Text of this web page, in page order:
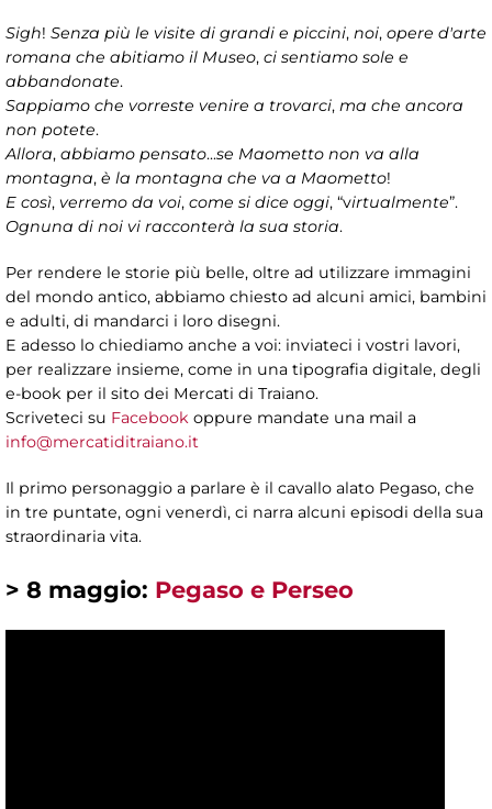
Sigh! Senza più le visite di grandi e piccini, noi, opere d'arte
romana che abitiamo il Museo, ci sentiamo sole e
abbandonate.
Sappiamo che vorreste venire a trovarci, ma che ancora
non potete.
Allora, abbiamo pensato...se Maometto non va alla
montagna, è la montagna che va a Maometto!
E così, verremo da voi, come si dice oggi, “virtualmente”.
Ognuna di noi vi racconterà la sua storia.
Per rendere le storie più belle, oltre ad utilizzare immagini
del mondo antico, abbiamo chiesto ad alcuni amici, bambini
e adulti, di mandarci i loro disegni.
E adesso lo chiediamo anche a voi: inviateci i vostri lavori,
per realizzare insieme, come in una tipografia digitale, degli
e-book per il sito dei Mercati di Traiano.
Scriveteci su Facebook oppure mandate una mail a
info@mercatiditraiano.it
Il primo personaggio a parlare è il cavallo alato Pegaso, che
in tre puntate, ogni venerdì, ci narra alcuni episodi della sua
straordinaria vita.
> 8 maggio: Pegaso e Perseo